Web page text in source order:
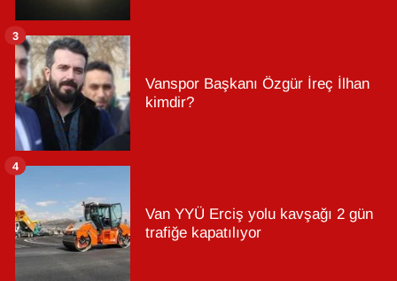
Vanspor Başkanı Özgür İreç İlhan
kimdir?
3
Van YYÜ Erciş yolu kavşağı 2 gün
trafiğe kapatılıyor
4